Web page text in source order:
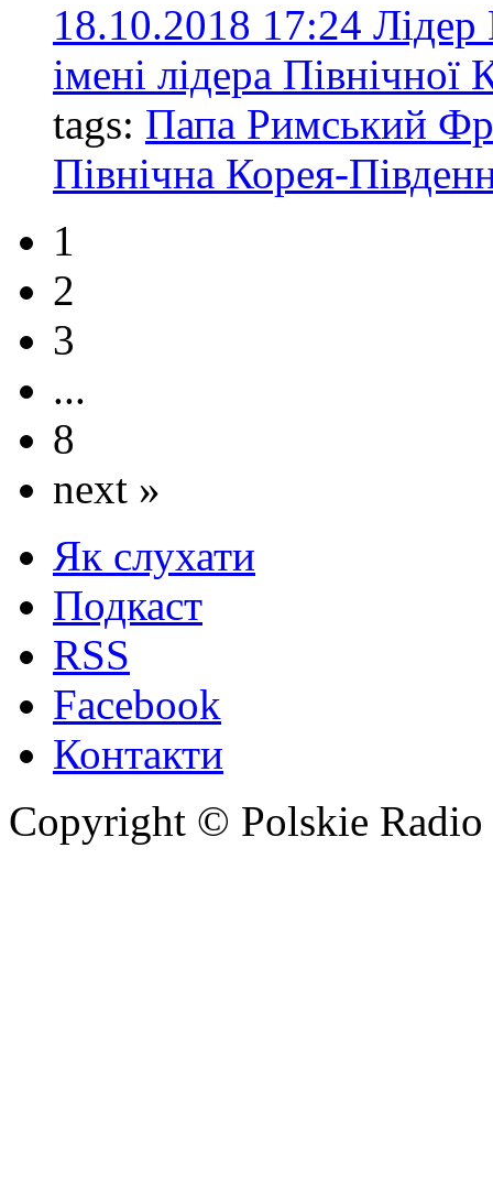
18.10.2018 17:24 Лідер
імені лідера
tags: Папа Римський
Північна Корея-
1
2
3
...
8
next »
Як слухати
Подкаст
RSS
Facebook
Контакти
Copyright © Polskie